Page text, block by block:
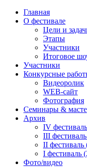
Главная
О фестивале
Цели и
Этапы
Участники
Итоговое
Участники
Конкурсные
Видеоролик
WEB-сайт
Фотография
Семинары &
Архив
IV
III
II фестиваль
I фестиваль
Фото/видео